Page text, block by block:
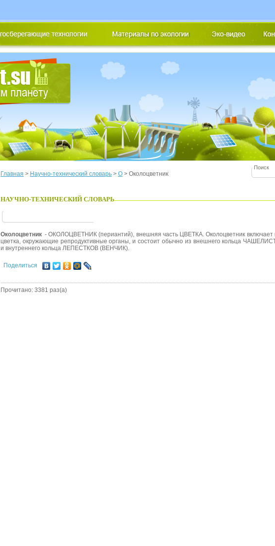
Главная > Научно-технический словарь > О > Околоцветник
НАУЧНО-ТЕХНИЧЕСКИЙ СЛОВАРЬ
Околоцветник - ОКОЛОЦВЕТНИК (периантий), внешняя часть ЦВЕТКА. Околоцветник включает
цветка, окружающие репродуктивные органы, и состоит обычно из внешнего кольца
и внутреннего кольца ЛЕПЕСТКОВ (ВЕНЧИК).
Поделиться
Прочитано: 3381 раз(а)